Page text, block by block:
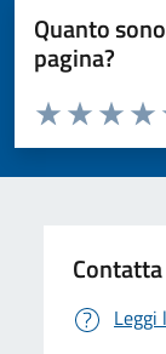
Quanto
pagina?
Valuta da 1 a 5
Valuta
Valuta 2
Valuta 1 stelle
Leggi